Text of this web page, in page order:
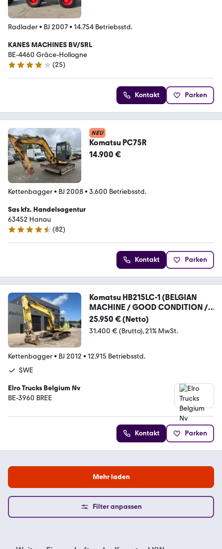
Radlader• BJ 2007• 14.754 Betriebsstd.
KANES MACHINES BV/SRL
BE-4460 Grâce-Hollogne
4 Sterne
(25)
Kontakt Parken
NEU
Komatsu PC75R
14.900 €
Kettenbagger• BJ 2008• 3.600 Betriebsstd.
Sas kfz. Handelsagentur
63452 Hanau
4.4 Sterne
(82)
Kontakt Parken
Komatsu HB215LC-1 (BELGIAN
MACHINE / GOOD CONDITION /
FA
25.950 € (Netto)
31.400 € (Brutto) 21% MwSt.
Kettenbagger• BJ 2012 • 12.915 Betriebsstd.
SWE
Elro Trucks Belgium Nv
BE-3960 BREE
Kontakt Parken
Mehr laden
Filter anpassen